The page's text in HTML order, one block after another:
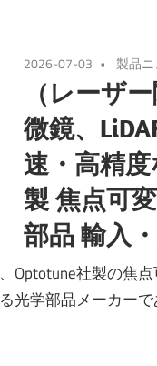
2026-07-03 製品
（レーザ
微鏡、
速・高精
製 焦点可
部品 輸入
Optotune社製の焦
光学部品メーカー